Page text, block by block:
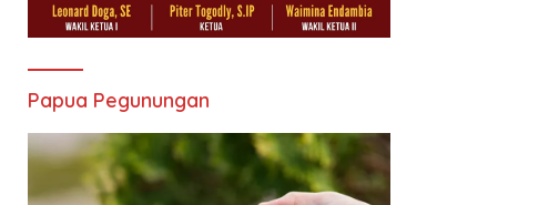
Papua Pegunungan